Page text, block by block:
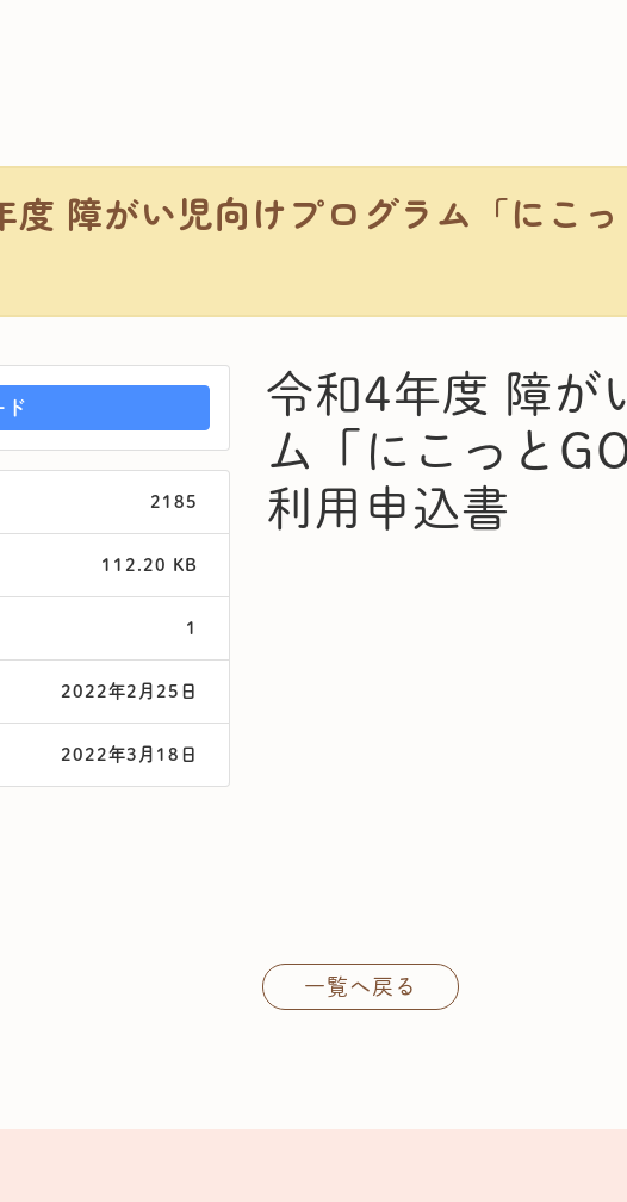
度 障がい児向けプログラム「にこ
ド
2185
112.20 KB
1
2022年2月25日
2022年3月18日
令和4年度 障が
ム「にこっと
利用申込書
一覧へ戻る